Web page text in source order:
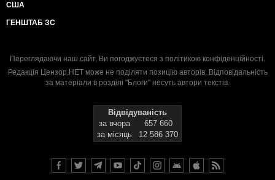
США
ГЕНШТАБ ЗС
Переглядаючи наш сайт, Ви погоджуєтеся з політикою конфіденційності.
Редакція Цензор.НЕТ може не поділяти позицію авторів. Відповідальність
за матеріали в розділі "Блоги" несуть автори текстів.
Відвідуваність
за вчора
657 660
за місяць
12 586 370